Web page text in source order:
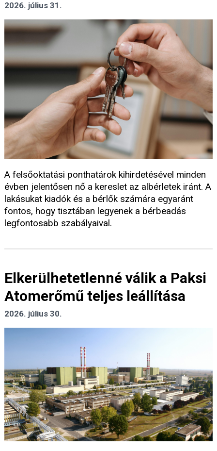
2026. július 31.
A felsőoktatási ponthatárok kihirdetésével minden
évben jelentősen nő a kereslet az albérletek iránt. A
lakásukat kiadók és a bérlők számára egyaránt
fontos, hogy tisztában legyenek a bérbeadás
legfontosabb szabályaival.
Elkerülhetetlenné válik a Paksi
Atomerőmű teljes leállítása
2026. július 30.